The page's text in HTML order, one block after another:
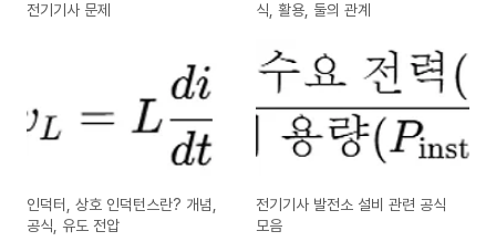
전기기사 문제
식, 활용, 둘의 관계
인덕터, 상호 인덕턴스란? 개념,
공식, 유도 전압
전기기사 발전소 설비 관련 공식
모음